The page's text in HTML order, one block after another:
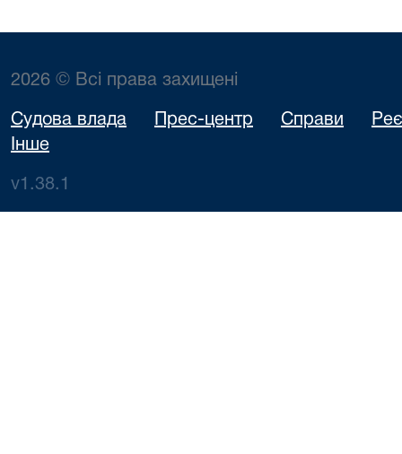
2026 © Всі права захищені
Судова влада Прес-центр Справи
Інше
v1.38.1